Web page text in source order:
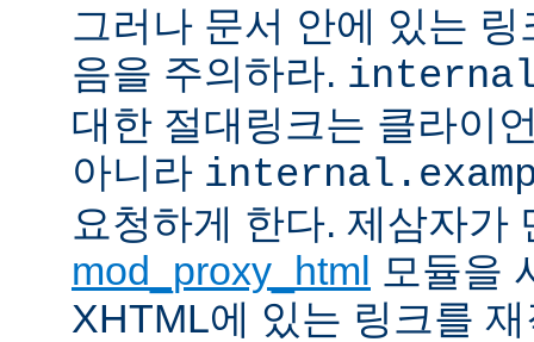
그러나 문서 안에 있는
음을 주의하라.
대한 절대링크는 클라이
아니라
요청하게 한다. 제삼자가
mod_proxy_html 모듈을
XHTML에 있는 링크를